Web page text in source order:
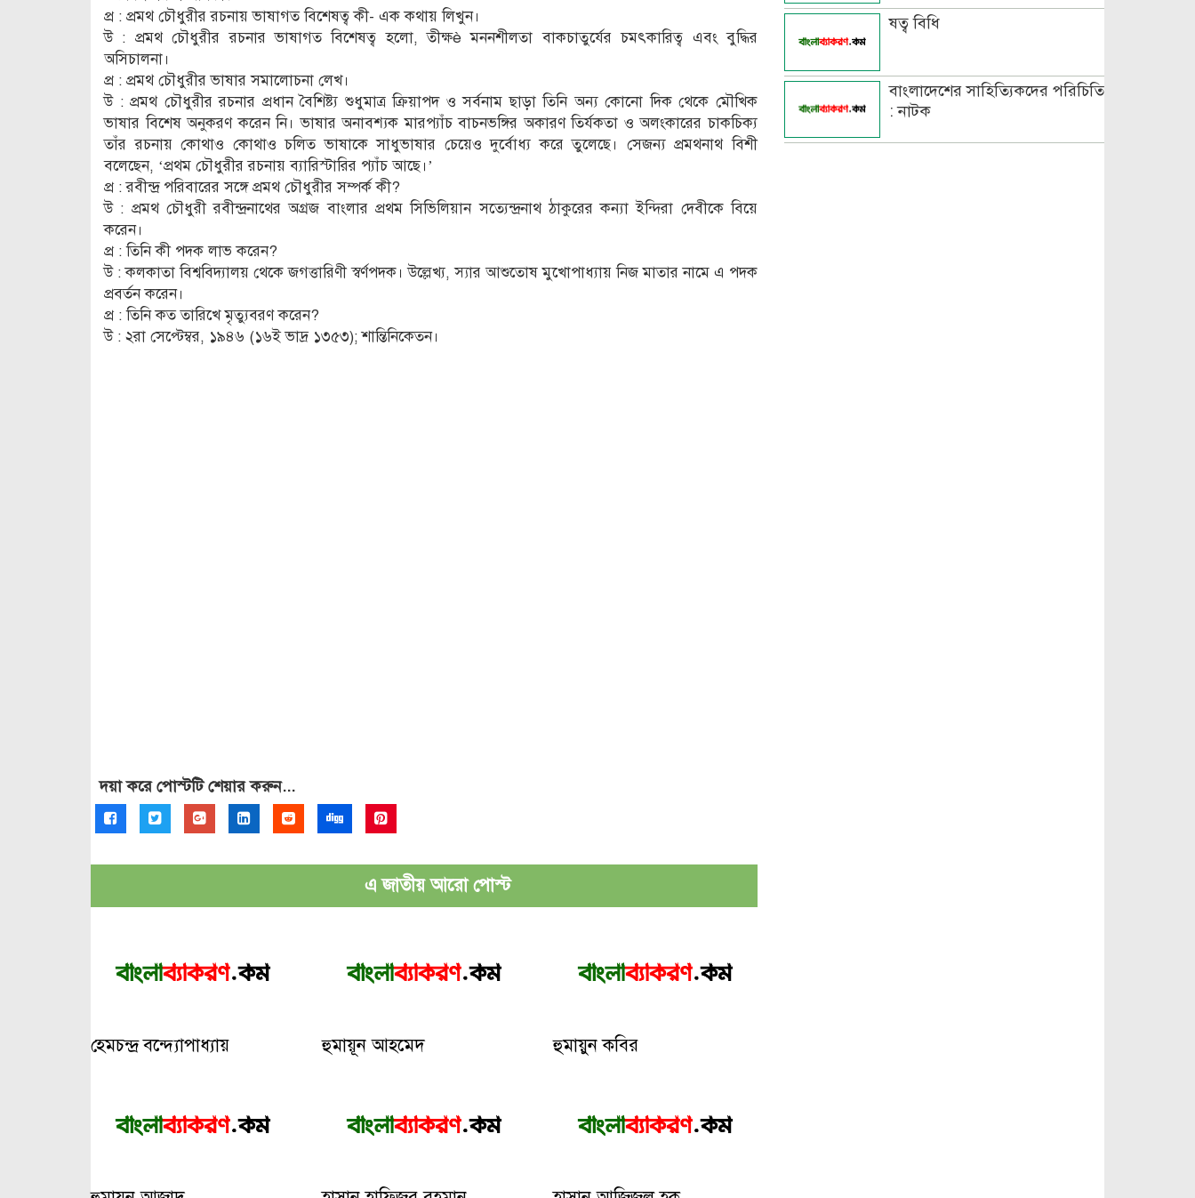
প্র : প্রমথ চৌধুরীর রচনায় ভাষাগত বিশেষত্ব কী- এক কথায় লিখুন।
উ : প্রমথ চৌধুরীর রচনার ভাষাগত বিশেষত্ব হলো, তীক্ষè মননশীলতা বাকচাতুর্যের চমৎকারিত্ব এবং বুদ্ধির
অসিচালনা।
প্র : প্রমথ চৌধুরীর ভাষার সমালোচনা লেখ।
উ : প্রমথ চৌধুরীর রচনার প্রধান বৈশিষ্ট্য শুধুমাত্র ক্রিয়াপদ ও সর্বনাম ছাড়া তিনি অন্য কোনো দিক থেকে মৌখিক
ভাষার বিশেষ অনুকরণ করেন নি। ভাষার অনাবশ্যক মারপ্যাঁচ বাচনভঙ্গির অকারণ তির্যকতা ও অলংকারের চাকচিক্য
তাঁর রচনায় কোথাও কোথাও চলিত ভাষাকে সাধুভাষার চেয়েও দুর্বোধ্য করে তুলেছে। সেজন্য প্রমথনাথ বিশী
বলেছেন, ‘প্রথম চৌধুরীর রচনায় ব্যারিস্টারির প্যাঁচ আছে।’
প্র : রবীন্দ্র পরিবারের সঙ্গে প্রমথ চৌধুরীর সম্পর্ক কী?
উ : প্রমথ চৌধুরী রবীন্দ্রনাথের অগ্রজ বাংলার প্রথম সিভিলিয়ান সত্যেন্দ্রনাথ ঠাকুরের কন্যা ইন্দিরা দেবীকে বিয়ে
করেন।
প্র : তিনি কী পদক লাভ করেন?
উ : কলকাতা বিশ্ববিদ্যালয় থেকে জগত্তারিণী স্বর্ণপদক। উল্লেখ্য, স্যার আশুতোষ মুখোপাধ্যায় নিজ মাতার নামে এ পদক
প্রবর্তন করেন।
প্র : তিনি কত তারিখে মৃত্যুবরণ করেন?
উ : ২রা সেপ্টেম্বর, ১৯৪৬ (১৬ই ভাদ্র ১৩৫৩); শান্তিনিকেতন।
দয়া করে পোস্টটি শেয়ার করুন...
এ জাতীয় আরো পোস্ট
হেমচন্দ্র বন্দ্যোপাধ্যায় হুমায়ূন আহমেদ হুমায়ুন কবির
ষত্ব বিধি
বাংলাদেশের সাহিত্যিকদের পরিচিতি
: নাটক